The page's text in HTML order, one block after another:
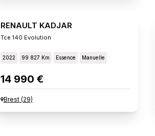
RENAULT KADJAR
Tce 140 Evolution
2022 99 827 Km Essence Manuelle
14 990 €
Brest(29)